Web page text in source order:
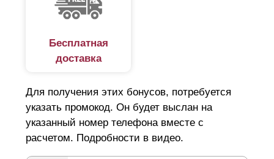
Бесплатная
доставка
Для получения этих бонусов, потребуется
указать промокод. Он будет выслан на
указанный номер телефона вместе с
расчетом. Подробности в видео.